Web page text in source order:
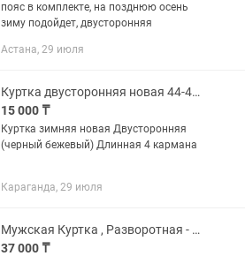
пояс в комплекте, на позднюю осень
зиму подойдет, двусторонняя
Астана, 29 июля
Куртка двусторонняя новая 44-48р-р
15 000 ₸
Куртка зимняя новая Двусторонняя
(черный бежевый) Длинная 4 кармана
Караганда, 29 июля
Мужская Куртка , Разворотная - КОЛЛЕКЦИЯ ОСЕНЬ/ЗИМА БРЕНД
37 000 ₸